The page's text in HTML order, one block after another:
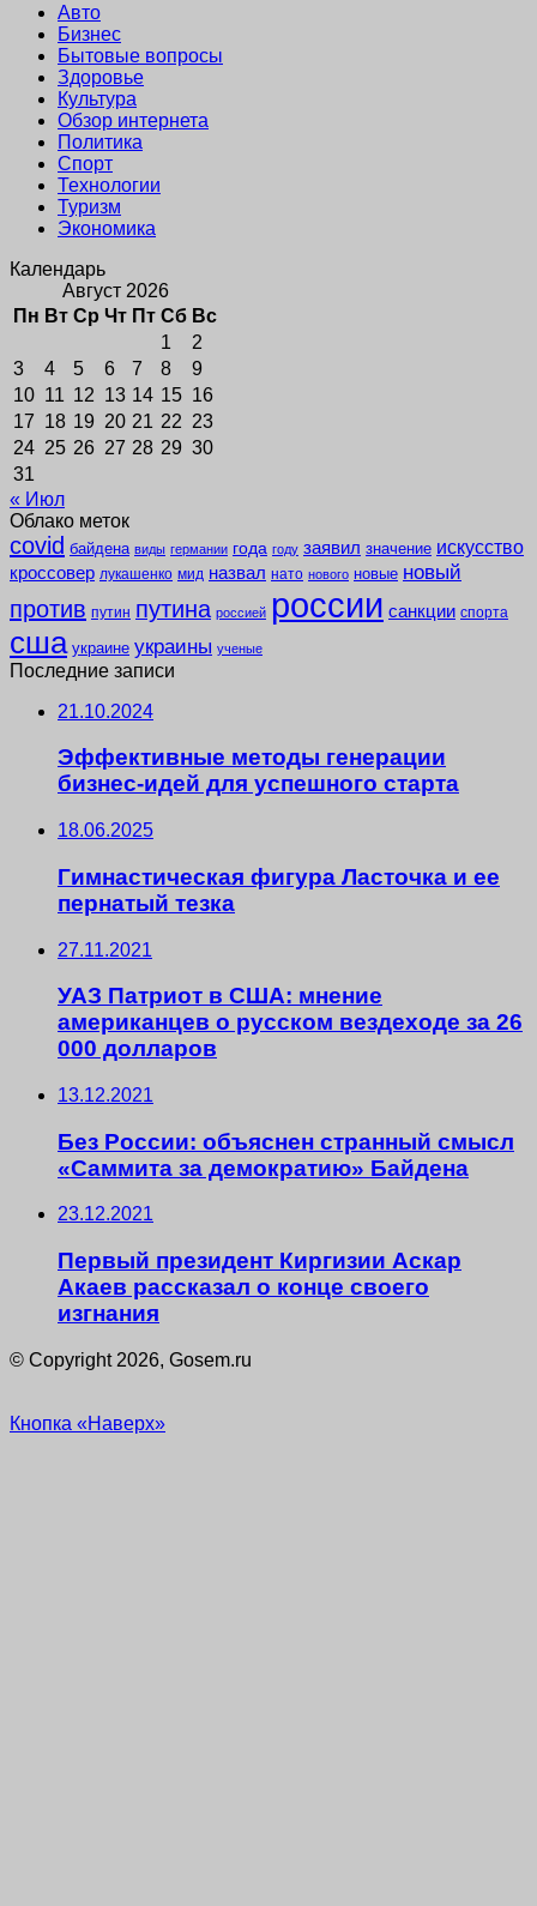
Авто
Бизнес
Бытовые вопросы
Здоровье
Культура
Обзор интернета
Политика
Спорт
Технологии
Туризм
Экономика
Календарь
Август 2026
Пн Вт Ср Чт Пт Сб Вс
1
2
3
4 5 6 7 8
9
10 11 12 13 14 15 16
17 18 19 20 21 22 23
24 25 26 27 28 29 30
31
« Июл
Облако меток
covid байдена виды германии года году заявил значение искусство
кроссовер лукашенко мид назвал нато нового новые новый
против путин путина россией россии санкции спорта
сша украине украины ученые
Последние записи
21.10.2024
Эффективные методы генерации
бизнес-идей для успешного старта
18.06.2025
Гимнастическая фигура Ласточка и ее
пернатый тезка
27.11.2021
УАЗ Патриот в США: мнение
американцев о русском вездеходе за 26
000 долларов
13.12.2021
Без России: объяснен странный смысл
«Саммита за демократию» Байдена
23.12.2021
Первый президент Киргизии Аскар
Акаев рассказал о конце своего
изгнания
© Copyright 2026, Gosem.ru
Кнопка «Наверх»